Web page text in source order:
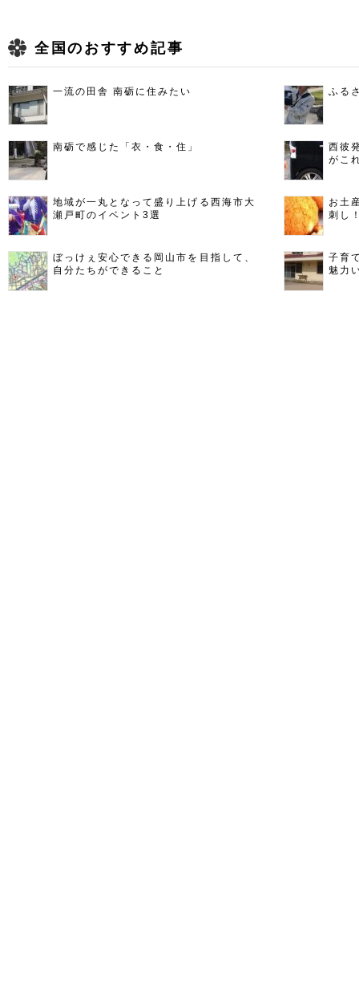
全国のおすすめ記事
一流の田舎 南砺に住みたい ふる
南砺で感じた「衣・食・住」
西彼
がこ
地域が一丸となって盛り上げる西海市大
瀬戸町のイベント3選
お土
刺し
ぼっけぇ安心できる岡山市を目指して、
自分たちができること
子育
魅力